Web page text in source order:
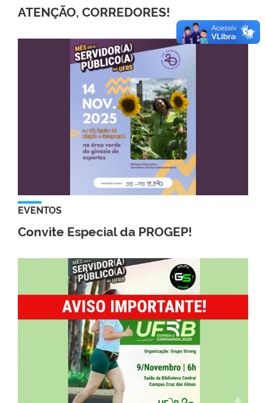
ATENÇÃO, CORREDORES!
EVENTOS
Convite Especial da PROGEP!